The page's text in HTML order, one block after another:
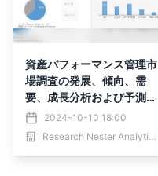
資産パフォーマンス管理市
場調査の発展、傾向、需
要、成長分析および予測2
024―2036年
2024-10-10 18:00
Research Nester Analytics